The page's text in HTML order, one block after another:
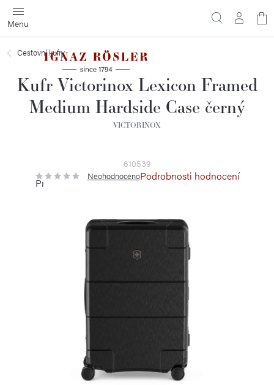
Přejít
na
obsah
Cestovní kufry
Kufr Victorinox Lexicon Framed
Medium Hardside Case černý
VICTORINOX
610539
Průměrné
hodnocení
NeohodnocenoPodrobnosti hodnocení